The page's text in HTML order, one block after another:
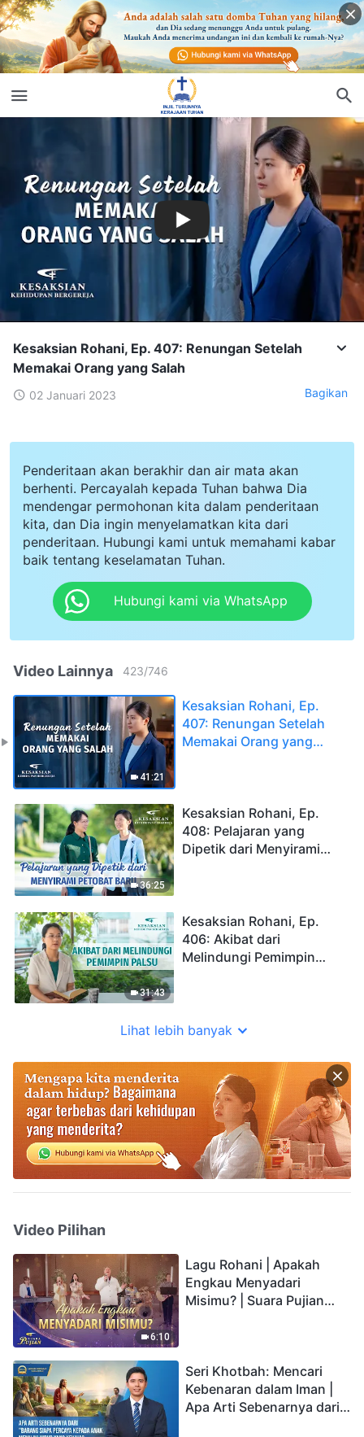
Kesaksian Rohani, Ep. 407: Renungan Setelah
Memakai Orang yang Salah
02 Januari 2023 Bagikan
Penderitaan akan berakhir dan air mata akan
berhenti. Percayalah kepada Tuhan bahwa Dia
mendengar permohonan kita dalam penderitaan
kita, dan Dia ingin menyelamatkan kita dari
penderitaan. Hubungi kami untuk memahami kabar
baik tentang keselamatan Tuhan.
Hubungi kami via WhatsApp
Video Lainnya 423/746
41:21
Kesaksian Rohani, Ep.
407: Renungan Setelah
Memakai Orang yang
36:25
Kesaksian Rohani, Ep.
408: Pelajaran yang
Dipetik dari Menyirami
31:43
Kesaksian Rohani, Ep.
406: Akibat dari
Melindungi Pemimpin
Lihat lebih banyak
Video Pilihan
6:10
Lagu Rohani | Apakah
Engkau Menyadari
Misimu? | Suara Pujian
Seri Khotbah: Mencari
Kebenaran dalam Iman |
Apa Arti Sebenarnya dari